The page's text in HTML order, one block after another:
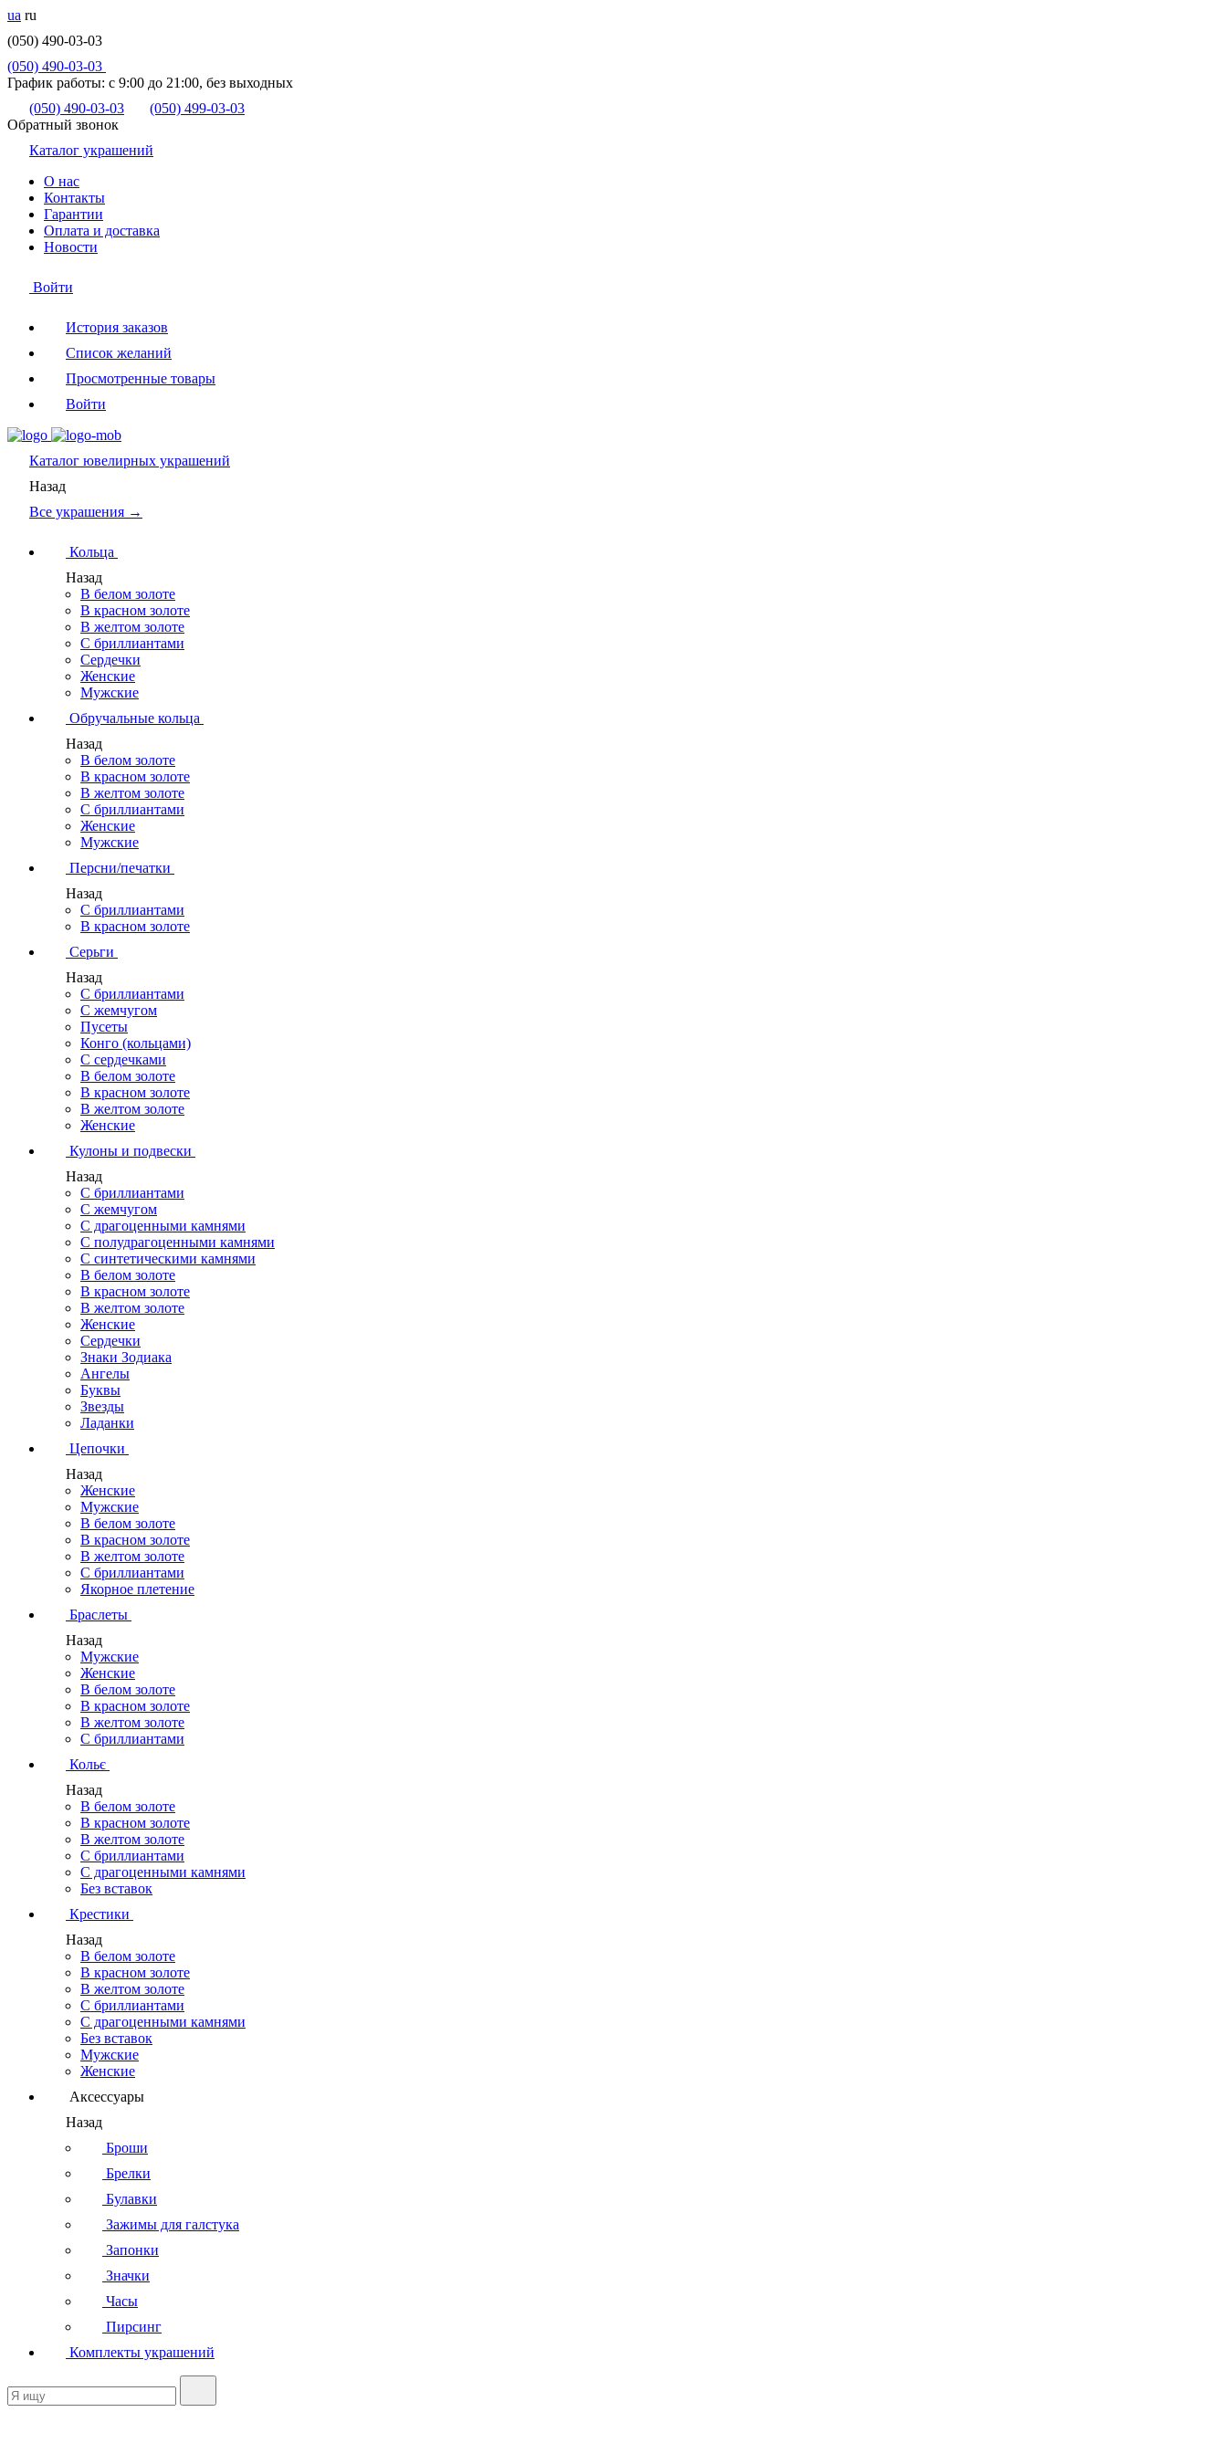
ua ru
(050) 490-03-03
(050) 490-03-03
График работы: с 9:00 до 21:00, без выходных
(050) 490-03-03
(050) 499-03-03
Обратный звонок
Каталог украшений
О нас
Контакты
Гарантии
Оплата и доставка
Новости
Войти
История заказов
Список желаний
Просмотренные товары
Войти
Каталог ювелирных украшений
Назад
Все украшения →
Кольца
Назад
В белом золоте
В красном золоте
В желтом золоте
С бриллиантами
Сердечки
Женские
Мужские
Обручальные кольца
Назад
В белом золоте
В красном золоте
В желтом золоте
С бриллиантами
Женские
Мужские
Персни/печатки
Назад
С бриллиантами
В красном золоте
Серьги
Назад
С бриллиантами
С жемчугом
Пусеты
Конго (кольцами)
С сердечками
В белом золоте
В красном золоте
В желтом золоте
Женские
Кулоны и подвески
Назад
С бриллиантами
С жемчугом
С драгоценными камнями
С полудрагоценными камнями
С синтетическими камнями
В белом золоте
В красном золоте
В желтом золоте
Женские
Сердечки
Знаки Зодиака
Ангелы
Буквы
Звезды
Ладанки
Цепочки
Назад
Женские
Мужские
В белом золоте
В красном золоте
В желтом золоте
С бриллиантами
Якорное плетение
Браслеты
Назад
Мужские
Женские
В белом золоте
В красном золоте
В желтом золоте
С бриллиантами
Кольє
Назад
В белом золоте
В красном золоте
В желтом золоте
С бриллиантами
С драгоценными камнями
Без вставок
Крестики
Назад
В белом золоте
В красном золоте
В желтом золоте
С бриллиантами
С драгоценными камнями
Без вставок
Мужские
Женские
Аксессуары
Назад
Броши
Брелки
Булавки
Зажимы для галстука
Запонки
Значки
Часы
Пирсинг
Комплекты украшений